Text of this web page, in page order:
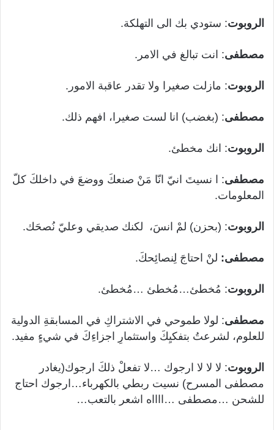
الروبوت: ستودي بك الى التهلكة.
مصطفى: انت تبالغ في الامر.
الروبوت: مازلت صغيرا ولا تقدر عاقبة الامور.
مصطفى: (بغضب) انا لست صغيرا، افهم ذلك.
الروبوت: انك مخطئ.
مصطفى: ا نسيتَ انيّ انّا مَنْ صنعكَ ووضعَ في داخلكَ كلّ
المعلومات.
الروبوت: (بحزن) لمْ انسَ، لكنك صديقي وعليّ نُصحَك.
مصطفى: لنْ احتاجَ لِنصائِحكَ.
الروبوت: مُخطئ…مُخطئ …مُخطئ.
مصطفى: لولا طموحي في الاشتراكِ في المسابقةِ الدولية
للعلوم، لشرعتُ بتفكيِكَ واستثمارِ اجزاءِكَ في شيءٍ مفيد.
الروبوت: لا لا لا ارجوك …لا تفعلْ ذلكَ ارجوك(يغادر
مصطفى المسرح) نسيت ربطي بالكهرباء…ارجوك احتاج
للشحن …مصطفى …ااااه اشعر بالتعب…